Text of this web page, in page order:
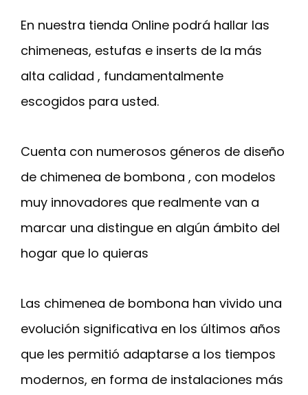
En nuestra tienda Online podrá hallar las
chimeneas, estufas e inserts de la más
alta calidad , fundamentalmente
escogidos para usted.
Cuenta con numerosos géneros de diseño
de chimenea de bombona , con modelos
muy innovadores que realmente van a
marcar una distingue en algún ámbito del
hogar que lo quieras
Las chimenea de bombona han vivido una
evolución significativa en los últimos años
que les permitió adaptarse a los tiempos
modernos, en forma de instalaciones más